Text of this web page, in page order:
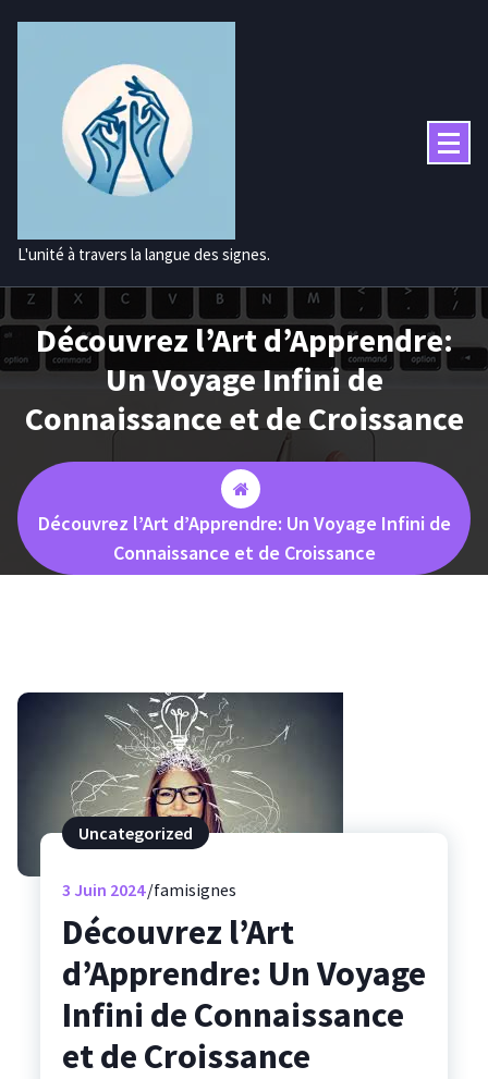
L'unité à travers la langue des signes.
Découvrez l’Art d’Apprendre:
Un Voyage Infini de
Connaissance et de Croissance
Découvrez l’Art d’Apprendre: Un Voyage Infini de
Connaissance et de Croissance
Uncategorized
3 Juin 2024 famisignes
Découvrez l’Art
d’Apprendre: Un Voyage
Infini de Connaissance
et de Croissance